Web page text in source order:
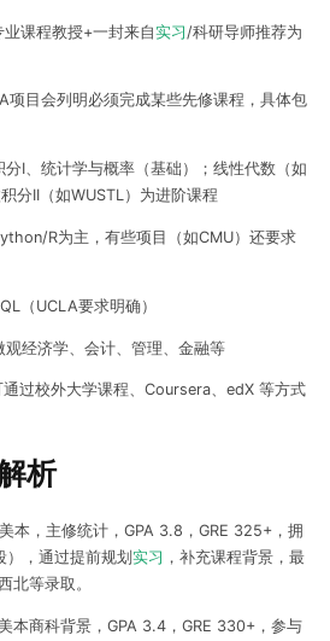
课程教授+一封来自实习 /科研导师推荐为
项目会列明必须完成某些先修课程，具体包
分I、统计学与概率（基础）；线性代数（如
分II（如WUSTL）为进阶课程
R为主，有些项目（如CMU）还要求
（UCLA要求明确）
观经济学、会计、管理、金融等
过校外大学课程、Coursera、edX 等方式
析
本，主修统计，GPA 3.8，GRE 325+，拥
），通过提前规划 实习 ，补充课程背景，最
北等录取。
本商科背景，GPA 3.4，GRE 330+，参与